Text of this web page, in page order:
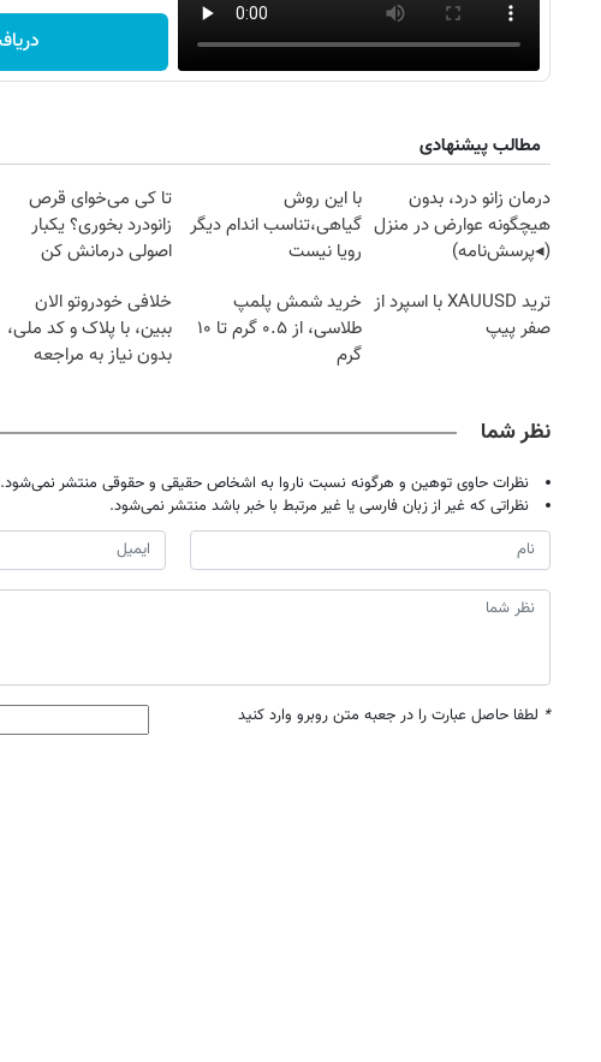
مطالب پیشنهادی
درمان زانو درد، بدون
هیچگونه عوارض در منزل
(◂پرسش‌نامه)
با این روش
گیاهی،تناسب اندام دیگر
رویا نیست
تا کی می‌خوای قرص
زانودرد بخوری؟ یکبار
اصولی درمانش کن
ترید XAUUSD با اسپرد از
صفر پیپ
خرید شمش پلمپ
طلاسی، از ۰.۵ گرم تا ۱۰
گرم
خلافی خودروتو الان
ببین، با پلاک و کد ملی،
بدون نیاز به مراجعه
نظر شما
نظرات حاوی توهین و هرگونه نسبت ناروا به اشخاص حقیقی و حقوقی منتشر نمی‌شود.
نظراتی که غیر از زبان فارسی یا غیر مرتبط با خبر باشد منتشر نمی‌شود.
* لطفا حاصل عبارت را در جعبه متن روبرو وارد کنید